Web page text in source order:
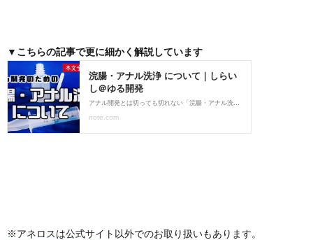
▼こちらの記事で更に細かく解説しています
※アネロスは公式サイト以外でのお取り扱いもあります。